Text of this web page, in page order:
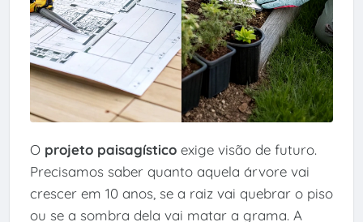
O projeto paisagísticoexige visão de futuro.
Precisamos saber quanto aquela árvore vai
crescer em 10 anos, se a raiz vai quebrar o piso
ou se a sombra dela vai matar a grama. A